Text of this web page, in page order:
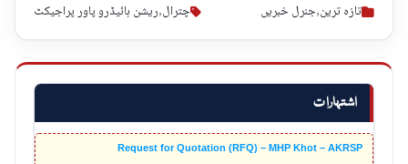
اشتہارات
Request for Quotation (RFQ) – MHP Khot – AKRSP
تازہ ترین,جنرل خبریں چترال,ریشن ہائیڈرو پاور پراجیکٹ